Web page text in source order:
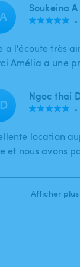
Soukeina A
•
a l'écoute très
Amélia a une
Ngoc thai
•
location
et nous avons
Afficher